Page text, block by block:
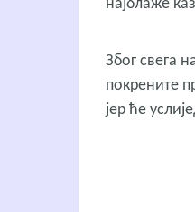
најблаже
Због свега
покрените
јер ће